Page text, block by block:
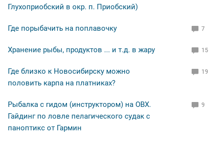
Глухоприобский в окр. п. Приобский)
Где порыбачить на поплавочку 7
Хранение рыбы, продуктов ... и т.д. в жару 15
Где близко к Новосибирску можно
половить карпа на платниках?
19
Рыбалка с гидом (инструктором) на ОВХ.
Гайдинг по ловле пелагического судак с
паноптикс от Гармин
9